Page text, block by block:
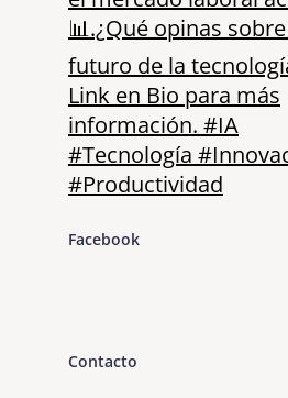
Facebook
Contacto